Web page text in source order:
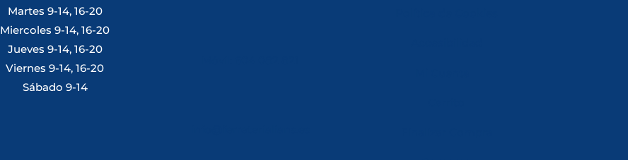
Martes 9-14, 16-20
Miercoles 9-14, 16-20
Jueves 9-14, 16-20
Viernes 9-14, 16-20
Sábado 9-14